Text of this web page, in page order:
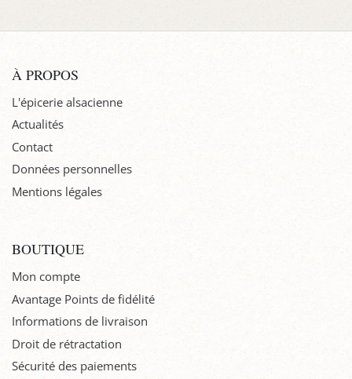
À PROPOS
L'épicerie alsacienne
Actualités
Contact
Données personnelles
Mentions légales
BOUTIQUE
Mon compte
Avantage Points de fidélité
Informations de livraison
Droit de rétractation
Sécurité des paiements